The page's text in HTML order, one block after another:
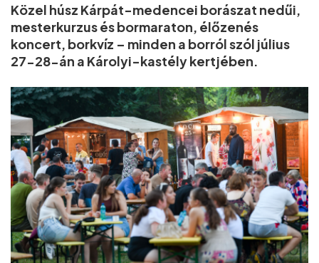
Közel húsz Kárpát-medencei borászat nedűi,
mesterkurzus és bormaraton, élőzenés
koncert, borkvíz – minden a borról szól július
27-28-án a Károlyi-kastély kertjében.